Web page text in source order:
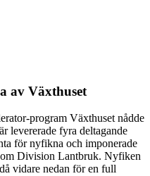
av Växthuset
program Växthuset nådde
levererade fyra deltagande
för nyfikna och imponerade
Division Lantbruk. Nyfiken
vidare nedan för en full